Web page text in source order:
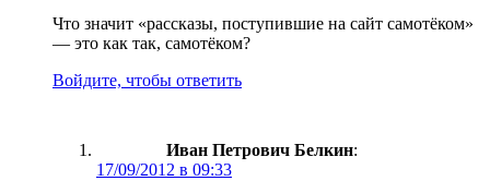
Что значит «рассказы, поступившие на сайт самотёком»
— это как так, самотёком?
Войдите, чтобы ответить
Иван Петрович Белкин:
17/09/2012 в 09:33